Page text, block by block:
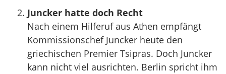
Juncker hatte doch Recht
Nach einem Hilferuf aus Athen empfängt
Kommissionschef Juncker heute den
griechischen Premier Tsipras. Doch Juncker
kann nicht viel ausrichten. Berlin spricht ihm